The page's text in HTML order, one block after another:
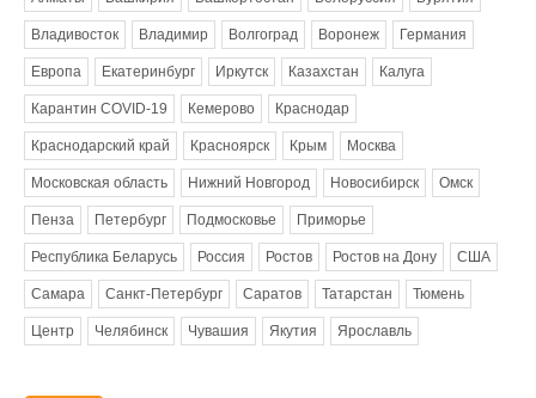
Владивосток Владимир Волгоград Воронеж Германия
Европа Екатеринбург Иркутск Казахстан Калуга
Карантин COVID-19 Кемерово Краснодар
Краснодарский край Красноярск Крым Москва
Московская область Нижний Новгород Новосибирск Омск
Пенза Петербург Подмосковье Приморье
Республика Беларусь Россия Ростов Ростов на Дону США
Самара Санкт-Петербург Саратов Татарстан Тюмень
Центр Челябинск Чувашия Якутия Ярославль